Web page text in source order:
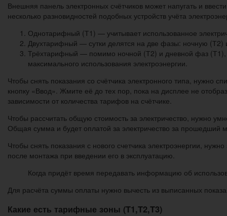
Внешняя панель электронных счётчиков может напугать и
несколько разновидностей подобных устройств учёта
Однотарифный (Т1) — учитывает использованное
Двухтарифный — сутки делятся на две фазы: ночную
Трёхтарифный — помимо ночной (Т2) и дневной фаз (Т1),
максимального использования электроэнергии.
Чтобы снять показания со счётчика электронного типа, нужно
кнопку «Ввод». Жмите её до тех пор, пока на дисплее не
зависимости от количества тарифов на счётчике.
Чтобы рассчитать общую стоимость за электричество, нужно
Общая сумма и будет оплатой за электричество за прошедший
Чтобы снять показания с нового счетчика электроэнергии,
после монтажа при введении его в эксплуатацию.
Когда придёт время передавать информацию об
Для расчёта суммы оплаты нужно вычесть из выписанных
Какие есть тарифные зоны (T1,T2,T3)